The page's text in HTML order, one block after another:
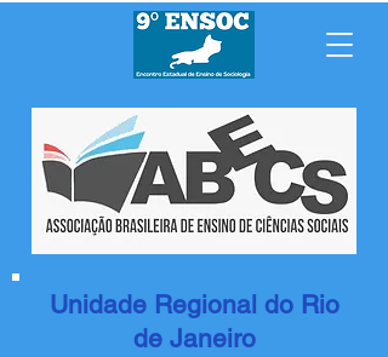
Unidade Regional do Rio
de Janeiro